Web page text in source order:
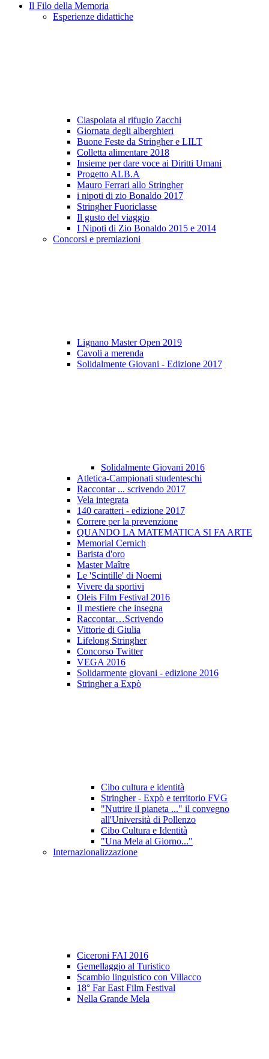
Il Filo della Memoria
Esperienze didattiche
Ciaspolata al rifugio Zacchi
Giornata degli alberghieri
Buone Feste da Stringher e LILT
Colletta alimentare 2018
Insieme per dare voce ai Diritti Umani
Progetto ALB.A
Mauro Ferrari allo Stringher
i nipoti di zio Bonaldo 2017
Stringher Fuoriclasse
Il gusto del viaggio
I Nipoti di Zio Bonaldo 2015 e 2014
Concorsi e premiazioni
Lignano Master Open 2019
Cavoli a merenda
Solidalmente Giovani - Edizione 2017
Solidalmente Giovani 2016
Atletica-Campionati studenteschi
Raccontar ... scrivendo 2017
Vela integrata
140 caratteri - edizione 2017
Correre per la prevenzione
QUANDO LA MATEMATICA SI FA ARTE
Memorial Cernich
Barista d'oro
Master Maître
Le 'Scintille' di Noemi
Vivere da sportivi
Oleis Film Festival 2016
Il mestiere che insegna
Raccontar…Scrivendo
Vittorie di Giulia
Lifelong Stringher
Concorso Twitter
VEGA 2016
Solidarmente giovani - edizione 2016
Stringher a Expò
Cibo cultura e identità
Stringher - Expò e territorio FVG
"Nutrire il pianeta ..." il convegno
all'Università di Pollenzo
Cibo Cultura e Identità
"Una Mela al Giorno..."
Internazionalizzazione
Ciceroni FAI 2016
Gemellaggio al Turistico
Scambio linguistico con Villacco
18° Far East Film Festival
Nella Grande Mela